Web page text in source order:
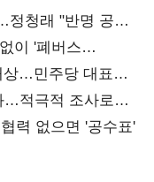
정청래 "반명 공세
이 '폐버스
상…민주당 대표로
…적극적 조사로
력 없으면 '공수표'